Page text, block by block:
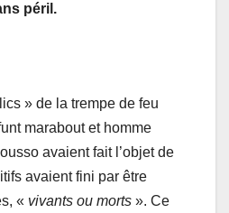
péril.
» de la trempe de feu
marabout et homme
avaient fait l’objet de
avaient fini par être
« vivants ou morts ». Ce